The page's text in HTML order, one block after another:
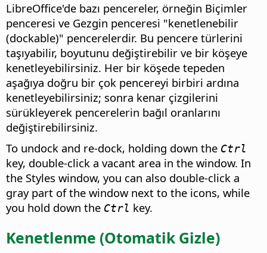
LibreOffice'de bazı pencereler, örneğin Biçimler
penceresi ve Gezgin penceresi "kenetlenebilir
(dockable)" pencerelerdir. Bu pencere türlerini
taşıyabilir, boyutunu değiştirebilir ve bir köşeye
kenetleyebilirsiniz. Her bir köşede tepeden
aşağıya doğru bir çok pencereyi birbiri ardına
kenetleyebilirsiniz; sonra kenar çizgilerini
sürükleyerek pencerelerin bağıl oranlarını
değiştirebilirsiniz.
To undock and re-dock, holding down the Ctrl
key, double-click a vacant area in the window. In
the Styles window, you can also double-click a
gray part of the window next to the icons, while
you hold down the Ctrl key.
Kenetlenme (Otomatik Gizle)